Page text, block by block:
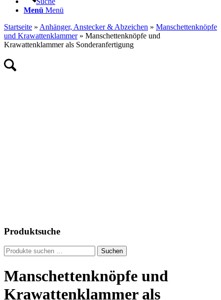
Menü Menü
Startseite » Anhänger, Anstecker & Abzeichen » Manschettenknöpfe
und Krawattenklammer» Manschettenknöpfe und
Krawattenklammer als Sonderanfertigung
Produktsuche
Suche
nach:
Suchen
Manschettenknöpfe und
Krawattenklammer als